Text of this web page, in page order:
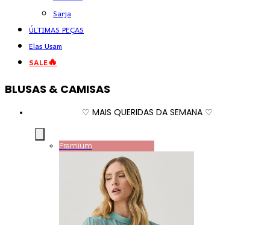
Sarja
ÚLTIMAS PEÇAS
Elas Usam
SALE🔥
BLUSAS & CAMISAS
♡ MAIS QUERIDAS DA SEMANA ♡